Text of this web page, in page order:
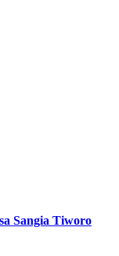
Sangia Tiworo